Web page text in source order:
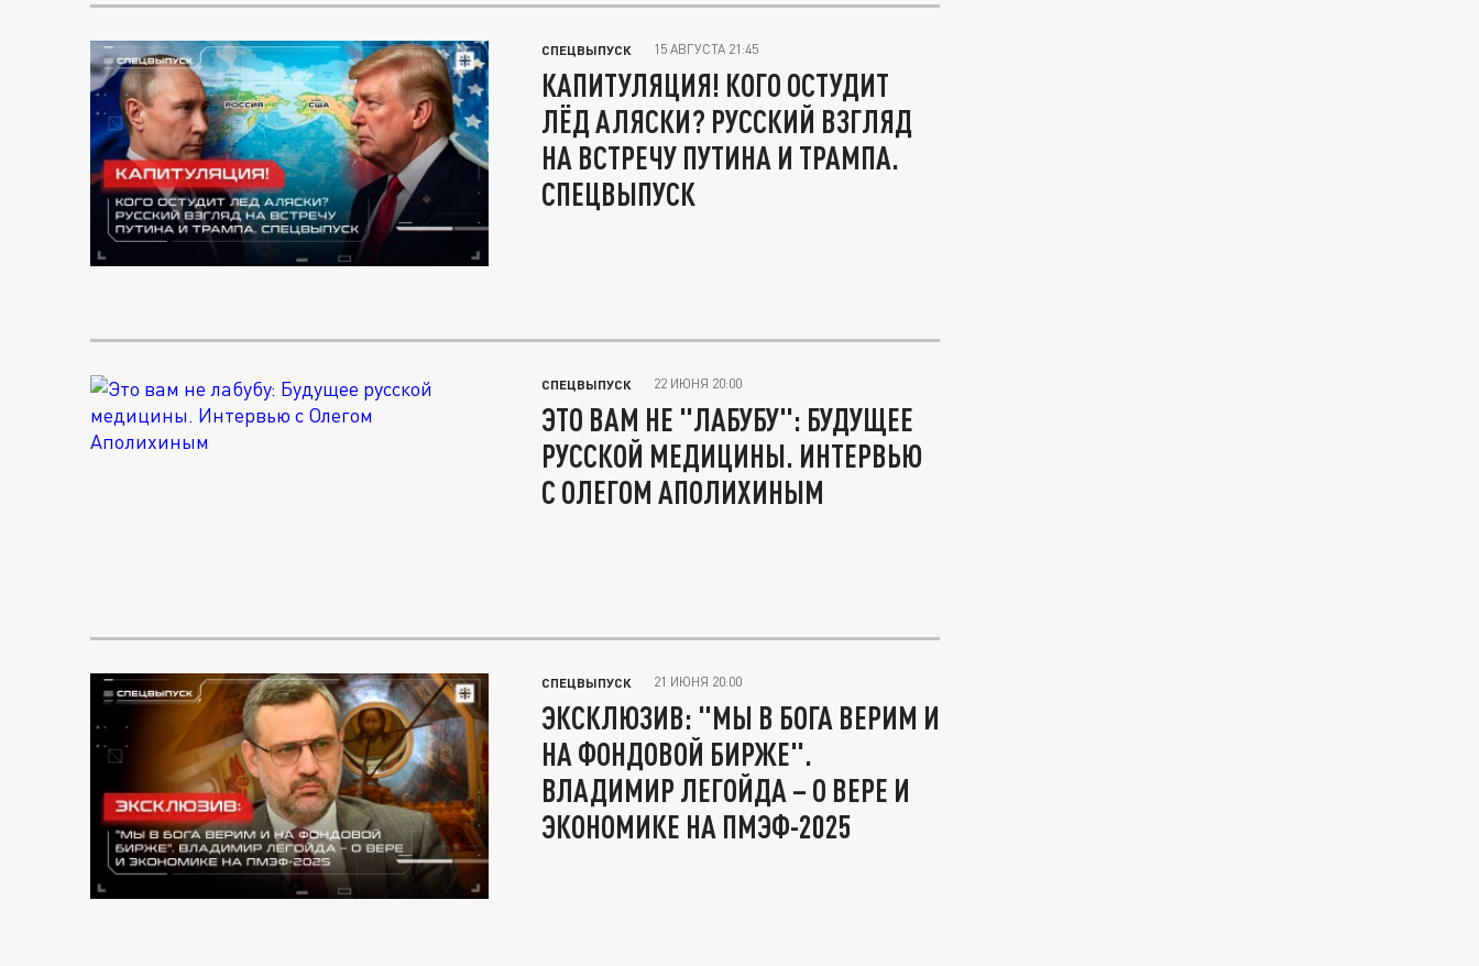
СПЕЦВЫПУСК 15 АВГУСТА 21:45
КАПИТУЛЯЦИЯ! КОГО ОСТУДИТ
ЛЁД АЛЯСКИ? РУССКИЙ ВЗГЛЯД
НА ВСТРЕЧУ ПУТИНА И ТРАМПА.
СПЕЦВЫПУСК
СПЕЦВЫПУСК 22 ИЮНЯ 20:00
ЭТО ВАМ НЕ "ЛАБУБУ": БУДУЩЕЕ
РУССКОЙ МЕДИЦИНЫ. ИНТЕРВЬЮ
С ОЛЕГОМ АПОЛИХИНЫМ
СПЕЦВЫПУСК 21 ИЮНЯ 20:00
ЭКСКЛЮЗИВ: "МЫ В БОГА ВЕРИМ И
НА ФОНДОВОЙ БИРЖЕ".
ВЛАДИМИР ЛЕГОЙДА – О ВЕРЕ И
ЭКОНОМИКЕ НА ПМЭФ-2025